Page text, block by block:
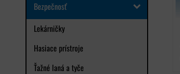
Bezpečnosť
Lekárničky
Hasiace prístroje
Ťažné laná a tyče